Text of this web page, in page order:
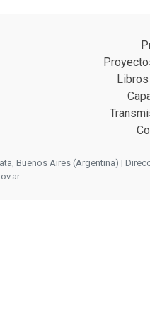
Buenos Aires (Argentina) |